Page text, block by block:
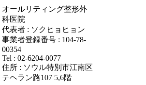
オールリティング整形外
科医院
代表者 : ソクヒョヒョン
事業者登録番号 : 104-78-
00354
Tel : 02-6204-0077
住所 : ソウル特別市江南区
テヘラン路107 5,6階